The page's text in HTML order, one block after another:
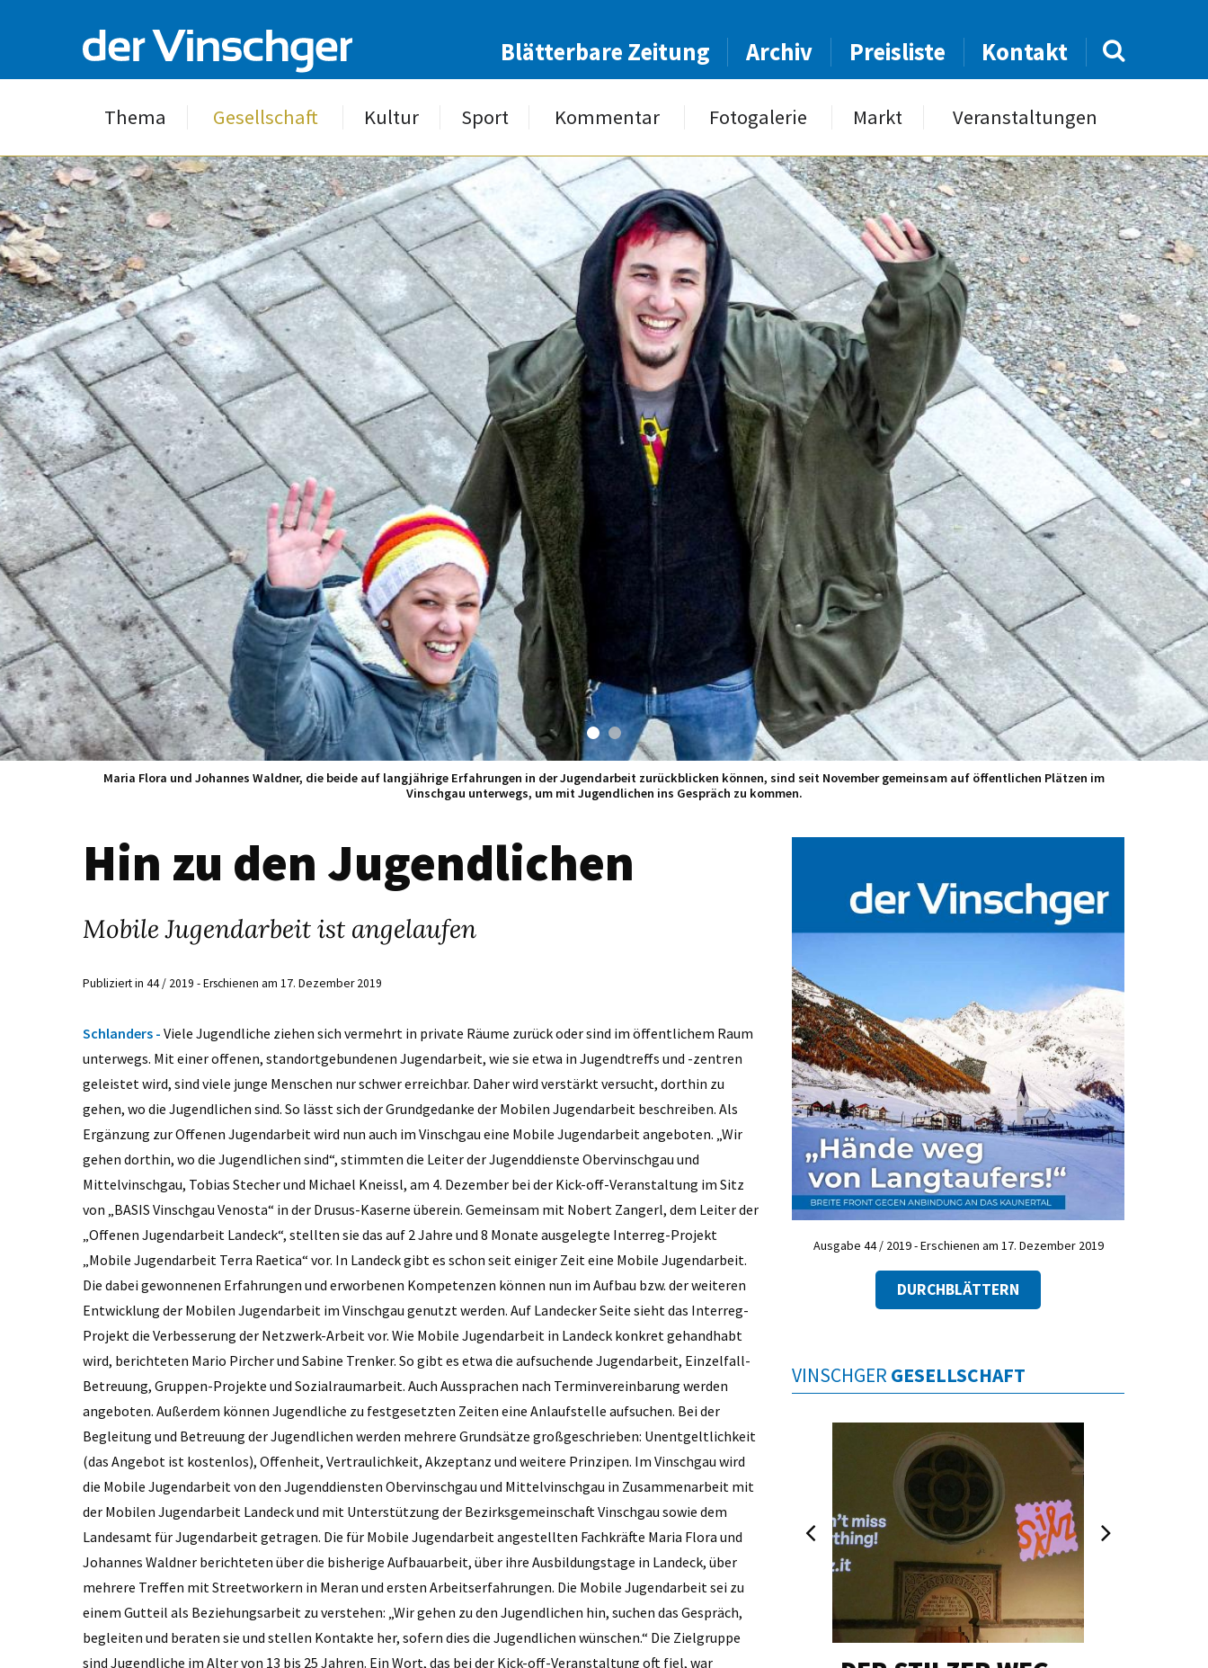
Blätterbare Zeitung Archiv Preisliste Kontakt
Thema Gesellschaft Kultur Sport Kommentar Fotogalerie Markt Veranstaltungen
Maria Flora und Johannes Waldner, die beide auf langjährige Erfahrungen in der Jugendarbeit zurückblicken können, sind seit November gemeinsam auf öffentlichen Plätzen im
Vinschgau unterwegs, um mit Jugendlichen ins Gespräch zu kommen.
Hin zu den Jugendlichen
Mobile Jugendarbeit ist angelaufen
Publiziert in 44 / 2019 - Erschienen am 17. Dezember 2019
Schlanders - Viele Jugendliche ziehen sich vermehrt in private Räume zurück oder sind im öffentlichem Raum
unterwegs. Mit einer offenen, standortgebundenen Jugendarbeit, wie sie etwa in Jugendtreffs und -zentren
geleistet wird, sind viele junge Menschen nur schwer erreichbar. Daher wird verstärkt versucht, dorthin zu
gehen, wo die Jugendlichen sind. So lässt sich der Grundgedanke der Mobilen Jugendarbeit beschreiben. Als
Ergänzung zur Offenen Jugendarbeit wird nun auch im Vinschgau eine Mobile Jugendarbeit angeboten. „Wir
gehen dorthin, wo die Jugendlichen sind“, stimmten die Leiter der Jugenddienste Obervinschgau und
Mittelvinschgau, Tobias Stecher und Michael Kneissl, am 4. Dezember bei der Kick-off-Veranstaltung im Sitz
von „BASIS Vinschgau Venosta“ in der Drusus-Kaserne überein. Gemeinsam mit Nobert Zangerl, dem Leiter der
„Offenen Jugendarbeit Landeck“, stellten sie das auf 2 Jahre und 8 Monate ausgelegte Interreg-Projekt
„Mobile Jugendarbeit Terra Raetica“ vor. In Landeck gibt es schon seit einiger Zeit eine Mobile Jugendarbeit.
Die dabei gewonnenen Erfahrungen und erworbenen Kompetenzen können nun im Aufbau bzw. der weiteren
Entwicklung der Mobilen Jugendarbeit im Vinschgau genutzt werden. Auf Landecker Seite sieht das Interreg-
Projekt die Verbesserung der Netzwerk-Arbeit vor. Wie Mobile Jugendarbeit in Landeck konkret gehandhabt
wird, berichteten Mario Pircher und Sabine Trenker. So gibt es etwa die aufsuchende Jugendarbeit, Einzelfall-
Betreuung, Gruppen-Projekte und Sozialraumarbeit. Auch Aussprachen nach Terminvereinbarung werden
angeboten. Außerdem können Jugendliche zu festgesetzten Zeiten eine Anlaufstelle aufsuchen. Bei der
Begleitung und Betreuung der Jugendlichen werden mehrere Grundsätze großgeschrieben: Unentgeltlichkeit
(das Angebot ist kostenlos), Offenheit, Vertraulichkeit, Akzeptanz und weitere Prinzipen. Im Vinschgau wird
die Mobile Jugendarbeit von den Jugenddiensten Obervinschgau und Mittelvinschgau in Zusammenarbeit mit
der Mobilen Jugendarbeit Landeck und mit Unterstützung der Bezirksgemeinschaft Vinschgau sowie dem
Landesamt für Jugendarbeit getragen. Die für Mobile Jugendarbeit angestellten Fachkräfte Maria Flora und
Johannes Waldner berichteten über die bisherige Aufbauarbeit, über ihre Ausbildungstage in Landeck, über
mehrere Treffen mit Streetworkern in Meran und ersten Arbeitserfahrungen. Die Mobile Jugendarbeit sei zu
einem Gutteil als Beziehungsarbeit zu verstehen: „Wir gehen zu den Jugendlichen hin, suchen das Gespräch,
begleiten und beraten sie und stellen Kontakte her, sofern dies die Jugendlichen wünschen.“ Die Zielgruppe
sind Jugendliche im Alter von 13 bis 25 Jahren. Ein Wort, das bei der Kick-off-Veranstaltung oft fiel, war
Ausgabe 44 / 2019 - Erschienen am 17. Dezember 2019
DURCHBLÄTTERN
VINSCHGER GESELLSCHAFT